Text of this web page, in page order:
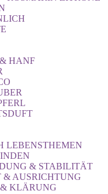
HANF
LEBENSTHEMEN
& STABILITÄT
& AUSRICHTUNG
KLÄRUNG